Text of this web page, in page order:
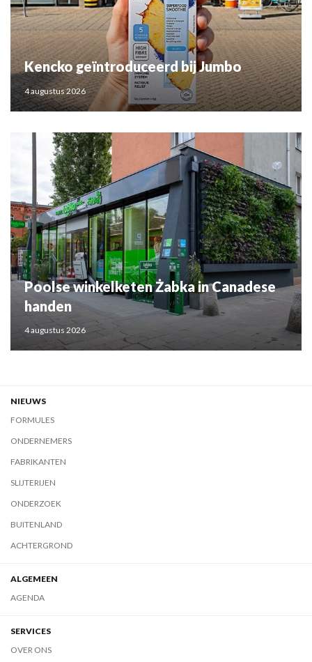
Kencko geïntroduceerd bij Jumbo
4 augustus 2026
Poolse winkelketen Żabka in Canadese
handen
4 augustus 2026
NIEUWS
FORMULES
ONDERNEMERS
FABRIKANTEN
SLIJTERIJEN
ONDERZOEK
BUITENLAND
ACHTERGROND
ALGEMEEN
AGENDA
SERVICES
OVER ONS